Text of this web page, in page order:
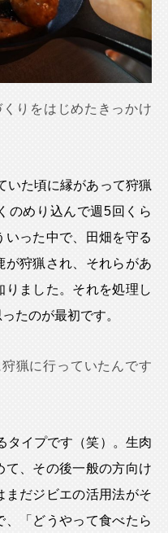
りをはじめたきっかけ
いた頃に縁があって狩猟
のめり込んで週5回くら
った中で、田畑を守る
が狩猟され、それらがあ
りました。それを処理し
たのが最初です。
猟に行っていたんです
タイプです（笑）。生肉
て、その後一般の方向け
まだジビエの活用法がそ
、「どうやって食べたら